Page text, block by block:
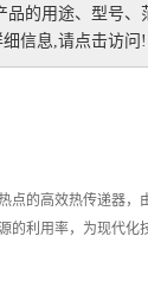
品的用途、型号
信息,请点击访问!
点的高效热传递器
的利用率，为现代